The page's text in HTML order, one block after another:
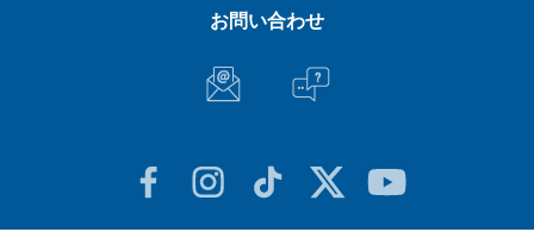
お問い合わせ